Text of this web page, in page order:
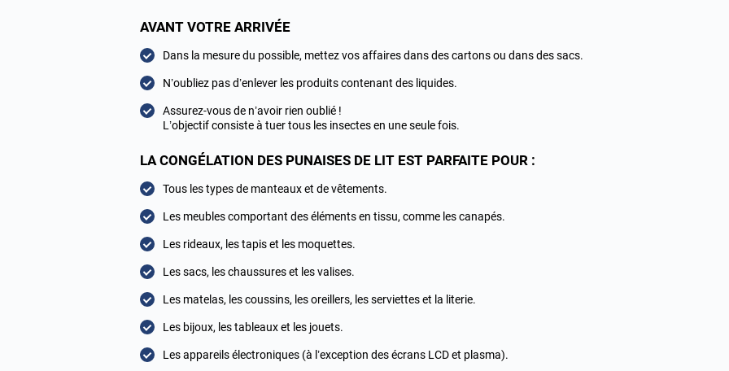
AVANT VOTRE ARRIVÉE
Dans la mesure du possible, mettez vos affaires dans des cartons ou dans des sacs.
N’oubliez pas d’enlever les produits contenant des liquides.
Assurez-vous de n’avoir rien oublié !
L’objectif consiste à tuer tous les insectes en une seule fois.
LA CONGÉLATION DES PUNAISES DE LIT EST PARFAITE POUR :
Tous les types de manteaux et de vêtements.
Les meubles comportant des éléments en tissu, comme les canapés.
Les rideaux, les tapis et les moquettes.
Les sacs, les chaussures et les valises.
Les matelas, les coussins, les oreillers, les serviettes et la literie.
Les bijoux, les tableaux et les jouets.
Les appareils électroniques (à l’exception des écrans LCD et plasma).